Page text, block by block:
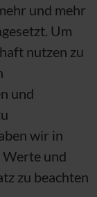
und mehr
Um
nutzen zu
und
wir in
und
zu beachten